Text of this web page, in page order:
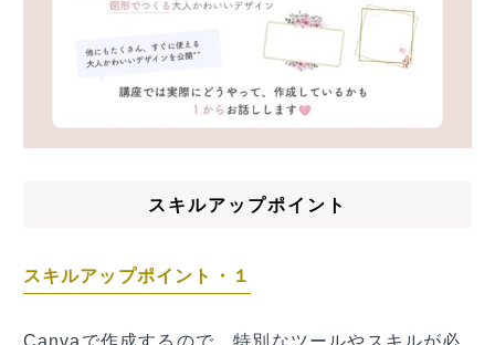
スキルアップポイント
スキルアップポイント・１
Canvaで作成するので、特別なツールやスキルが必